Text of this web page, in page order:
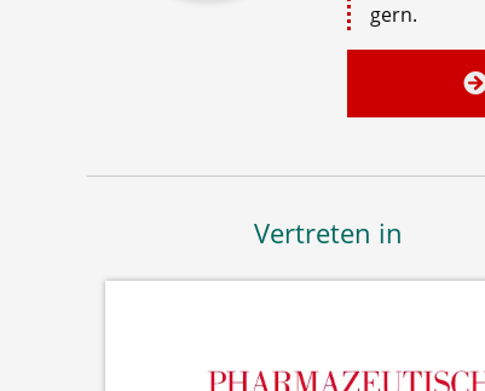
gern.
Vertreten in